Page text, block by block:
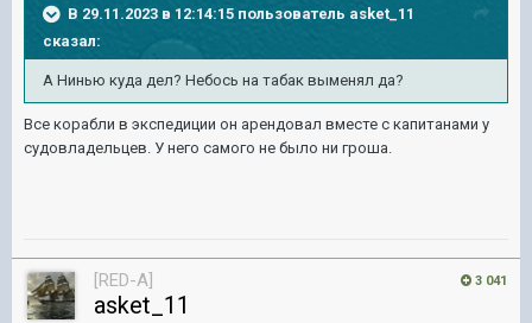
В 29.11.2023 в 12:14:15 пользователь asket_11
сказал:
А Нинью куда дел? Небось на табак выменял да?
Все корабли в экспедиции он арендовал вместе с капитанами у
судовладельцев. У него самого не было ни гроша.
3 041
[RED-A]
asket_11